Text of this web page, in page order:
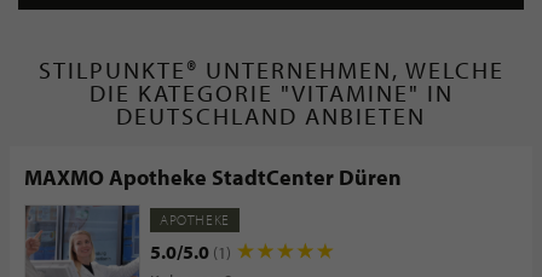
STILPUNKTE® UNTERNEHMEN, WELCHE
DIE KATEGORIE "VITAMINE" IN
DEUTSCHLAND ANBIETEN
MAXMO Apotheke StadtCenter Düren
APOTHEKE
5.0/5.0 (1)